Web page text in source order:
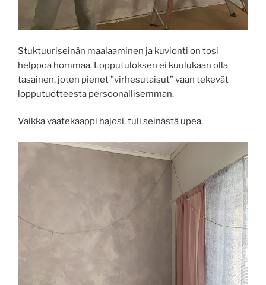
Stuktuuriseinän maalaaminen ja kuvionti on tosi
helppoa hommaa. Lopputuloksen ei kuulukaan olla
tasainen, joten pienet ”virhesutaisut” vaan tekevät
lopputuotteesta persoonallisemman.
Vaikka vaatekaappi hajosi, tuli seinästä upea.